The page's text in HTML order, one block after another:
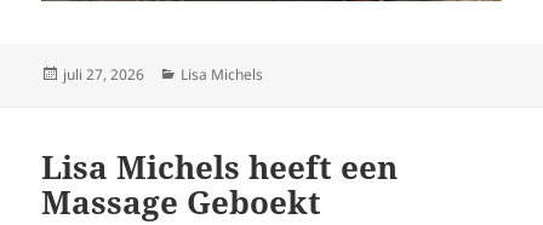
Geplaatst
juli 27, 2026 Categorieën
Lisa Michels
Lisa Michels heeft een
Massage Geboekt